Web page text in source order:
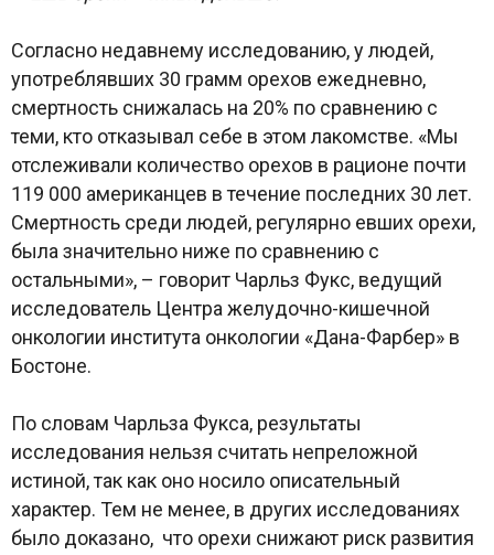
Согласно недавнему исследованию, у людей,
употреблявших 30 грамм орехов ежедневно,
смертность снижалась на 20% по сравнению с
теми, кто отказывал себе в этом лакомстве. «Мы
отслеживали количество орехов в рационе почти
119 000 американцев в течение последних 30 лет.
Смертность среди людей, регулярно евших орехи,
была значительно ниже по сравнению с
остальными», – говорит Чарльз Фукс, ведущий
исследователь Центра желудочно-кишечной
онкологии института онкологии «Дана-Фарбер» в
Бостоне.
По словам Чарльза Фукса, результаты
исследования нельзя считать непреложной
истиной, так как оно носило описательный
характер. Тем не менее, в других исследованиях
было доказано, что орехи снижают риск развития